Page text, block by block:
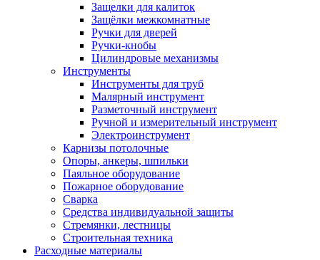
Защелки для калиток
Защёлки межкомнатные
Ручки для дверей
Ручки-кнобы
Цилиндровые механизмы
Инструменты
Инструменты для труб
Малярный инструмент
Разметочный инструмент
Ручной и измерительный инструмент
Электроинструмент
Карнизы потолочные
Опоры, анкеры, шпильки
Паяльное оборудование
Пожарное оборудование
Сварка
Средства индивидуальной защиты
Стремянки, лестницы
Строительная техника
Расходные материалы